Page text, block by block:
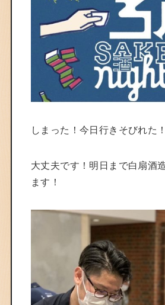
しまった！今日行きそびれた
大丈夫です！明日まで白扇酒
ます！